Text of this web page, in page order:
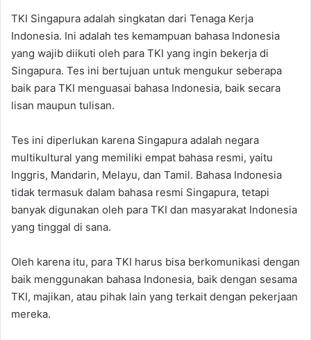
TKI Singapura adalah singkatan dari Tenaga Kerja
Indonesia. Ini adalah tes kemampuan bahasa Indonesia
yang wajib diikuti oleh para TKI yang ingin bekerja di
Singapura. Tes ini bertujuan untuk mengukur seberapa
baik para TKI menguasai bahasa Indonesia, baik secara
lisan maupun tulisan.
Tes ini diperlukan karena Singapura adalah negara
multikultural yang memiliki empat bahasa resmi, yaitu
Inggris, Mandarin, Melayu, dan Tamil. Bahasa Indonesia
tidak termasuk dalam bahasa resmi Singapura, tetapi
banyak digunakan oleh para TKI dan masyarakat Indonesia
yang tinggal di sana.
Oleh karena itu, para TKI harus bisa berkomunikasi dengan
baik menggunakan bahasa Indonesia, baik dengan sesama
TKI, majikan, atau pihak lain yang terkait dengan pekerjaan
mereka.